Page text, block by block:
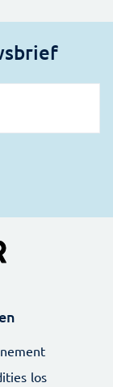
los